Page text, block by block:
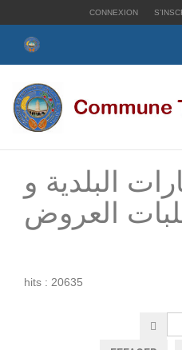
CONNEXION
Rechercher
البلدية و
العروض
hits : 20635